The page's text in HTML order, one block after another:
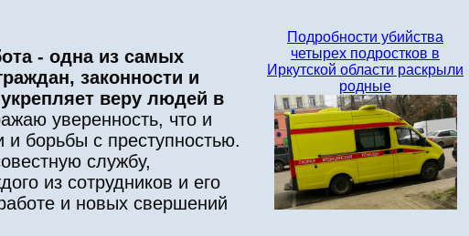
- одна из самых
законности и
веру людей в
уверенность, что и
и борьбы с преступностью.
службу,
из сотрудников и его
и новых свершений
Подробности убийства
четырех подростков в
Иркутской области раскрыли
родные